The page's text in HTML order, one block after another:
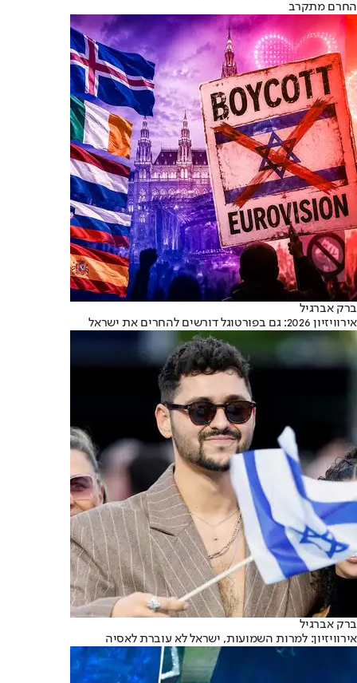
החרם מתקרב
ברק אברגיל
אירוויזיון 2026: גם בפורטוגל דורשים להחרים את ישראל
ברק אברגיל
אירוויזיון: למרות השמועות, ישראל לא עוברת לאסיה